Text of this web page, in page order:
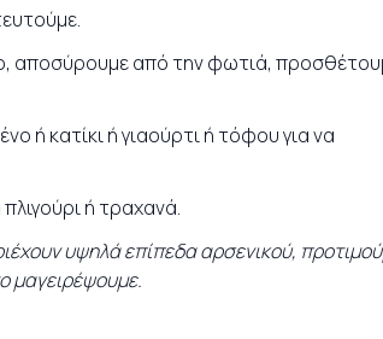
αποσύρουμε από την φωτιά,
ή κατίκι ή γιαούρτι ή τόφου για να
ή τραχανά.
υψηλά επίπεδα αρσενικού,
μαγειρέψουμε.